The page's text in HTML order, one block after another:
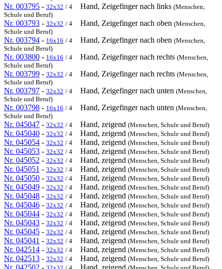
Nr. 003795 - 32x32 / 4 Hand, Zeigefinger nach links (Menschen,
Schule und Beruf)
Nr. 003793 - 32x32 / 4 Hand, Zeigefinger nach oben (Menschen,
Schule und Beruf)
Nr. 003794 - 16x16 / 4 Hand, Zeigefinger nach oben (Menschen,
Schule und Beruf)
Nr. 003800 - 16x16 / 4 Hand, Zeigefinger nach rechts (Menschen,
Schule und Beruf)
Nr. 003799 - 32x32 / 4 Hand, Zeigefinger nach rechts (Menschen,
Schule und Beruf)
Nr. 003797 - 32x32 / 4 Hand, Zeigefinger nach unten (Menschen,
Schule und Beruf)
Nr. 003798 - 16x16 / 4 Hand, Zeigefinger nach unten (Menschen,
Schule und Beruf)
Nr. 045047 - 32x32 / 4 Hand, zeigend (Menschen, Schule und Beruf)
Nr. 045040 - 32x32 / 4 Hand, zeigend (Menschen, Schule und Beruf)
Nr. 045054 - 32x32 / 4 Hand, zeigend (Menschen, Schule und Beruf)
Nr. 045053 - 32x32 / 4 Hand, zeigend (Menschen, Schule und Beruf)
Nr. 045052 - 32x32 / 4 Hand, zeigend (Menschen, Schule und Beruf)
Nr. 045051 - 32x32 / 4 Hand, zeigend (Menschen, Schule und Beruf)
Nr. 045050 - 32x32 / 4 Hand, zeigend (Menschen, Schule und Beruf)
Nr. 045049 - 32x32 / 4 Hand, zeigend (Menschen, Schule und Beruf)
Nr. 045048 - 32x32 / 4 Hand, zeigend (Menschen, Schule und Beruf)
Nr. 045046 - 32x32 / 4 Hand, zeigend (Menschen, Schule und Beruf)
Nr. 045044 - 32x32 / 4 Hand, zeigend (Menschen, Schule und Beruf)
Nr. 045043 - 32x32 / 4 Hand, zeigend (Menschen, Schule und Beruf)
Nr. 045045 - 32x32 / 4 Hand, zeigend (Menschen, Schule und Beruf)
Nr. 045041 - 32x32 / 4 Hand, zeigend (Menschen, Schule und Beruf)
Nr. 042514 - 32x32 / 4 Hand, zeigend (Menschen, Schule und Beruf)
Nr. 042513 - 32x32 / 4 Hand, zeigend (Menschen, Schule und Beruf)